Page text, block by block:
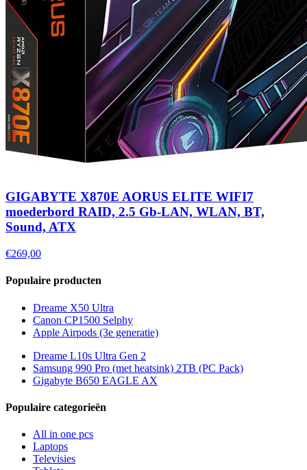
GIGABYTE X870E AORUS ELITE WIFI7
moederbord RAID, 2.5 Gb-LAN, WLAN, BT,
Sound, ATX
€269,00
Populaire producten
Dreame X50 Ultra
Canon CP1500 Selphy
Apple Airpods (3e generatie)
Dreame L10s Ultra Gen 2
Samsung 990 Pro (met heatsink) 2TB (PC Pack)
Gigabyte B650 EAGLE AX
Populaire categorieën
All in one pcs
Laptops
Televisies